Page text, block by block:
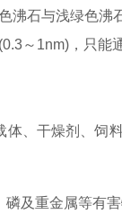
沸石与浅绿色沸
～1nm)，只能
体、干燥剂、饲
及重金属等有害